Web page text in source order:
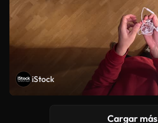
iStock
Cargar más